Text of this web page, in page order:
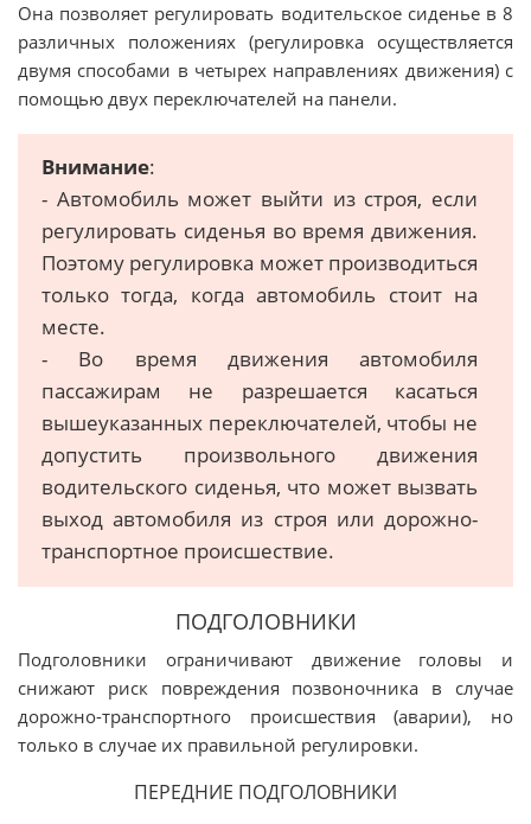
Она позволяет регулировать водительское сиденье в 8
различных положениях (регулировка осуществляется
двумя способами в четырех направлениях движения) с
помощью двух переключателей на панели.
Внимание:
- Автомобиль может выйти из строя, если
регулировать сиденья во время движения.
Поэтому регулировка может производиться
только тогда, когда автомобиль стоит на
месте.
- Во время движения автомобиля
пассажирам не разрешается касаться
вышеуказанных переключателей, чтобы не
допустить произвольного движения
водительского сиденья, что может вызвать
выход автомобиля из строя или дорожно-
транспортное происшествие.
ПОДГОЛОВНИКИ
Подголовники ограничивают движение головы и
снижают риск повреждения позвоночника в случае
дорожно-транспортного происшествия (аварии), но
только в случае их правильной регулировки.
ПЕРЕДНИЕ ПОДГОЛОВНИКИ